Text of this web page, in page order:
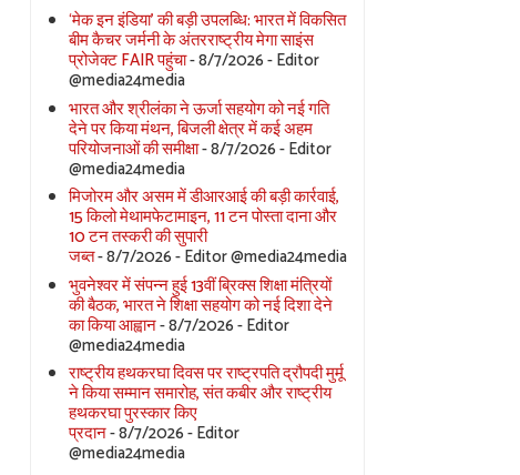
‘मेक इन इंडिया’ की बड़ी उपलब्धि: भारत में विकसित
बीम कैचर जर्मनी के अंतरराष्ट्रीय मेगा साइंस
प्रोजेक्ट FAIR पहुंचा- 8/7/2026- Editor
@media24media
भारत और श्रीलंका ने ऊर्जा सहयोग को नई गति
देने पर किया मंथन, बिजली क्षेत्र में कई अहम
परियोजनाओं की समीक्षा- 8/7/2026- Editor
@media24media
मिजोरम और असम में डीआरआई की बड़ी कार्रवाई,
15 किलो मेथामफेटामाइन, 11 टन पोस्ता दाना और
10 टन तस्करी की सुपारी
जब्त- 8/7/2026- Editor @media24media
भुवनेश्वर में संपन्न हुई 13वीं ब्रिक्स शिक्षा मंत्रियों
की बैठक, भारत ने शिक्षा सहयोग को नई दिशा देने
का किया आह्वान- 8/7/2026- Editor
@media24media
राष्ट्रीय हथकरघा दिवस पर राष्ट्रपति द्रौपदी मुर्मू
ने किया सम्मान समारोह, संत कबीर और राष्ट्रीय
हथकरघा पुरस्कार किए
प्रदान- 8/7/2026- Editor
@media24media